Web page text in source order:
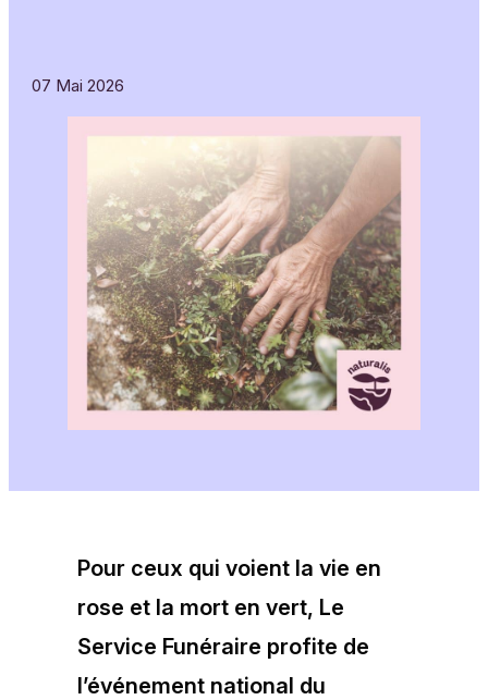
07 Mai 2026
Pour ceux qui voient la vie en
rose et la mort en vert, Le
Service Funéraire profite de
l’événement national du